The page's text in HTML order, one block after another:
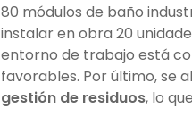
80 módulos de baño
instalar en obra 20
entorno de trabajo está
favorables. Por último, se
gestión de residuos, lo